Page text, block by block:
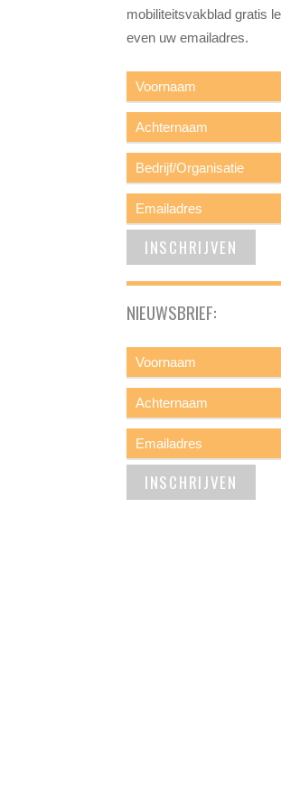
mobiliteitsvakblad gratis
even uw emailadres.
NIEUWSBRIEF: